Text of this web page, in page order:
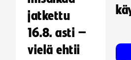
jatkettu
16.8. asti –
vielä ehtii